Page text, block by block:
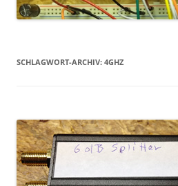
SCHLAGWORT-ARCHIV: 4GHZ